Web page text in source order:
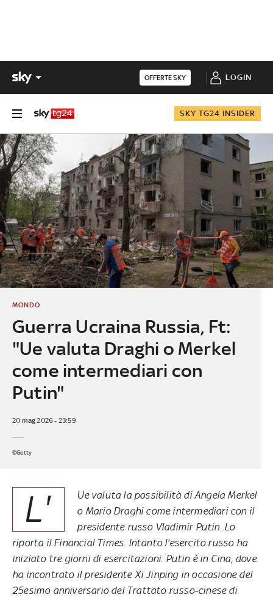
OFFERTE SKY LOGIN
SKY TG24 INSIDER
Guerra Ucraina Russia, Ft:
"Ue valuta Draghi o Merkel
come intermediari con
Putin"
MONDO
20 mag 2026 - 23:59
©Getty
L'
Ue valuta la possibilità di Angela Merkel
o Mario Draghi come intermediari con il
presidente russo Vladimir Putin. Lo
riporta il Financial Times. Intanto l'esercito russo ha
iniziato tre giorni di esercitazioni. Putin è in Cina, dove
ha incontrato il presidente Xi Jinping in occasione del
25esimo anniversario del Trattato russo-cinese di